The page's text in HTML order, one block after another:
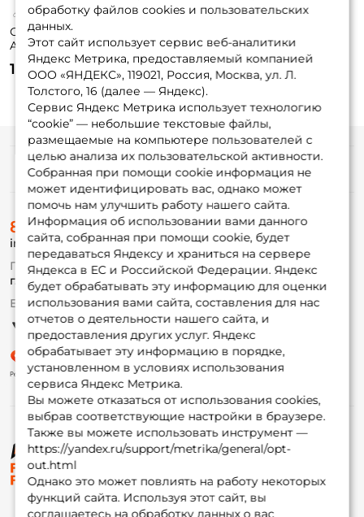
Оснастка Три Кита
Art. 20гр. 1кр. №6
115 ₽
Art. Убийца
толстолоба
285 ₽
обработку файлов cookies и пользовательских
данных.
Этот сайт использует сервис веб-аналитики
Яндекс Метрика, предоставляемый компанией
ООО «ЯНДЕКС», 119021, Россия, Москва, ул. Л.
Толстого, 16 (далее — Яндекс).
Сервис Яндекс Метрика использует технологию
“cookie” — небольшие текстовые файлы,
размещаемые на компьютере пользователей с
целью анализа их пользовательской активности.
Собранная при помощи cookie информация не
может идентифицировать вас, однако может
помочь нам улучшить работу нашего сайта.
Информация об использовании вами данного
сайта, собранная при помощи cookie, будет
передаваться Яндексу и храниться на сервере
Яндекса в ЕС и Российской Федерации. Яндекс
будет обрабатывать эту информацию для оценки
использования вами сайта, составления для нас
отчетов о деятельности нашего сайта, и
предоставления других услуг. Яндекс
обрабатывает эту информацию в порядке,
установленном в условиях использования
сервиса Яндекс Метрика.
Вы можете отказаться от использования cookies,
выбрав соответствующие настройки в браузере.
Также вы можете использовать инструмент —
https://yandex.ru/support/metrika/general/opt-
out.html
Однако это может повлиять на работу некоторых
функций сайта. Используя этот сайт, вы
соглашаетесь на обработку данных о вас
© ФоксФишинг, 2009-2026
Информация
О магазине
Доставка
Оплата
Fox-bonus
Гуру
Партнерская программа
8 (495) 532-77-88
info@foxfishing.ru
По вопросам с заказом
г. Москва, ул. Плеханова д.7
Ежедневно 10:00 до 20:00